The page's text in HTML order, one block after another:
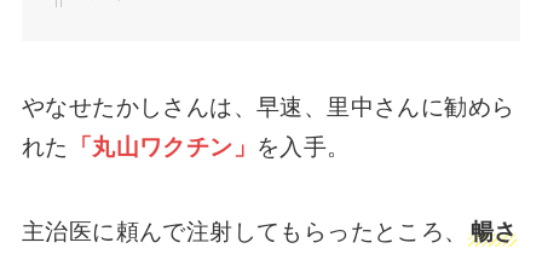
やなせたかしさんは、早速、里中さんに勧めら
れた
「丸山ワクチン」 を入手。
主治医に頼んで注射してもらったところ、 暢さ